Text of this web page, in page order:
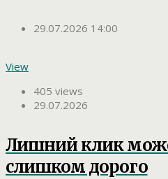
29.07.2026 14:00
View
405 views
29.07.2026
Лишний клик
слишком дорого